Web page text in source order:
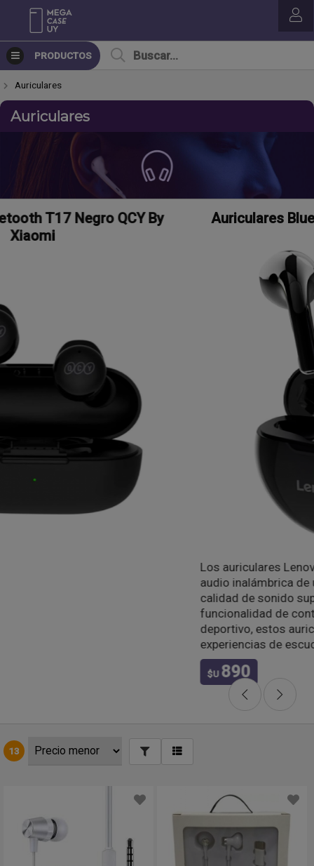
PRODUCTOS
Auriculares
Auriculares
Auriculares Bluetooth HT38 Negro
Los auriculares Lenovo HT38 TWS son una
audio inalámbrica de última generación, que
calidad de sonido superior, reducción de ruido y
funcionalidad de control táctil. Con un diseño
deportivo, estos auriculares son perfectos para
experiencias de escucha en movimiento....
13